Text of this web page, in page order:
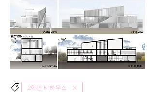
2학년 티하우스